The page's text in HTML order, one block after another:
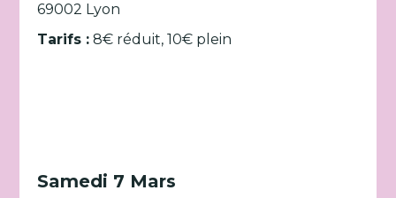
69002 Lyon
Tarifs : 8€ réduit, 10€ plein
Samedi 7 Mars